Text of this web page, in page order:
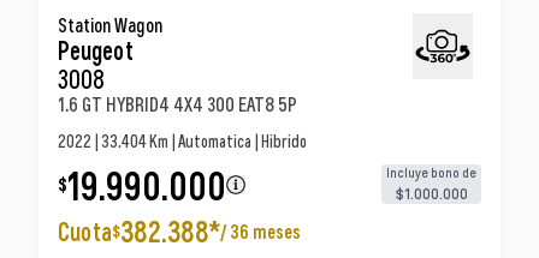
Peugeot 3008 1.6 Gt Hybrid4 4x4 300 Eat8 5p
Station Wagon
Station Wagon
Peugeot
3008
1.6 GT HYBRID4 4X4 300 EAT8 5P
2022 | 33.404 Km | Automatica | Hibrido
$19.990.000 Incluye bono de
$1.000.000
Cuota$382.388*/36 meses